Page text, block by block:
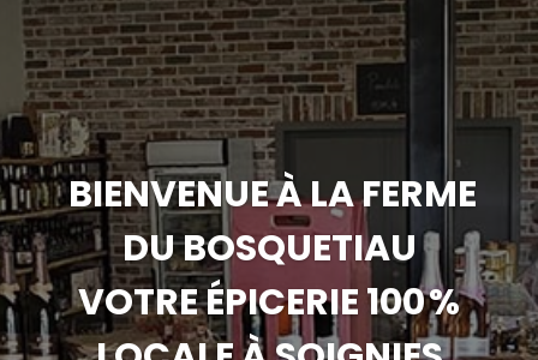
BIENVENUE À LA FERME
DU BOSQUETIAU
VOTRE ÉPICERIE 100 %